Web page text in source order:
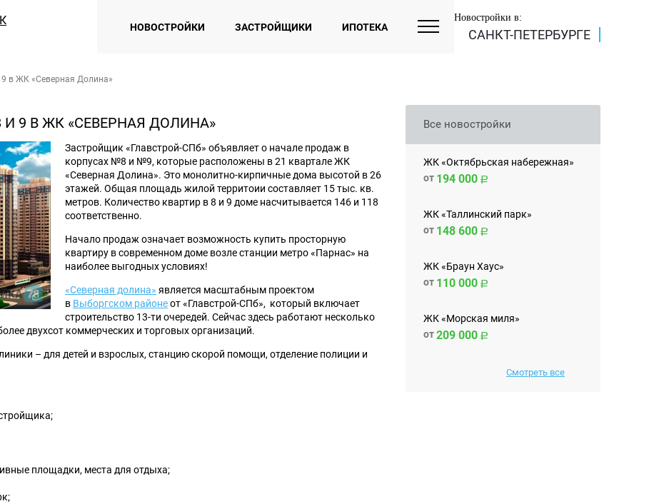
НОВОСТРОЙКИ ЗАСТРОЙЩИКИ ИПОТЕКА
Новостройки в:
САНКТ-ПЕТЕРБУРГЕ
в ЖК «Северная Долина»
9 В ЖК «СЕВЕРНАЯ ДОЛИНА»
Застройщик «Главстрой-СПб» объявляет о начале продаж в
корпусах №8 и №9, которые расположены в 21 квартале ЖК
«Северная Долина». Это монолитно-кирпичные дома высотой в 26
этажей. Общая площадь жилой территоии составляет 15 тыс. кв.
метров. Количество квартир в 8 и 9 доме насчитывается 146 и 118
соответственно.
Начало продаж означает возможность купить просторную
квартиру в современном доме возле станции метро «Парнас» на
наиболее выгодных условиях!
«Северная долина» является масштабным проектом
в Выборгском районеот «Главстрой-СПб», который включает
строительство 13-ти очередей. Сейчас здесь работают несколько
двухсот коммерческих и торговых организаций.
– для детей и взрослых, станцию скорой помощи, отделение полиции и
площадки, места для отдыха;
Все новостройки
ЖК «Октябрьская набережная»
от 194 000
ЖК «Таллинский парк»
от 148 600
ЖК «Браун Хаус»
от 110 000
ЖК «Морская миля»
от209 000
Смотреть все